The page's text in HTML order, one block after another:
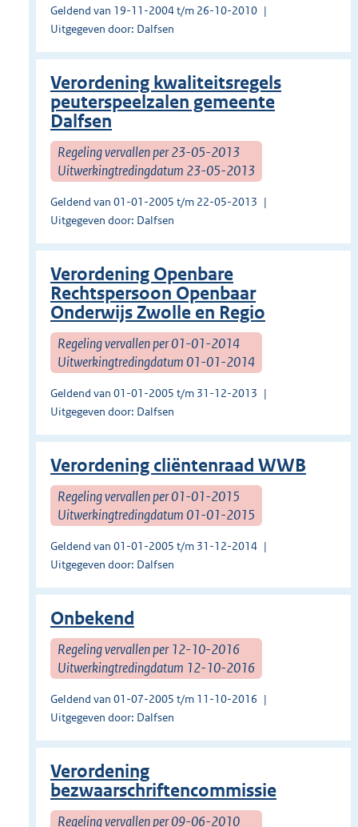
Geldend van 19-11-2004 t/m 26-10-2010
Uitgegeven door: Dalfsen
Verordening kwaliteitsregels
peuterspeelzalen gemeente
Dalfsen
Regeling vervallen per 23-05-2013
Uitwerkingtredingdatum 23-05-2013
Geldend van 01-01-2005 t/m 22-05-2013
Uitgegeven door: Dalfsen
Verordening Openbare
Rechtspersoon Openbaar
Onderwijs Zwolle en Regio
Regeling vervallen per 01-01-2014
Uitwerkingtredingdatum 01-01-2014
Geldend van 01-01-2005 t/m 31-12-2013
Uitgegeven door: Dalfsen
Verordening cliëntenraad WWB
Regeling vervallen per 01-01-2015
Uitwerkingtredingdatum 01-01-2015
Geldend van 01-01-2005 t/m 31-12-2014
Uitgegeven door: Dalfsen
Onbekend
Regeling vervallen per 12-10-2016
Uitwerkingtredingdatum 12-10-2016
Geldend van 01-07-2005 t/m 11-10-2016
Uitgegeven door: Dalfsen
Verordening
bezwaarschriftencommissie
Regeling vervallen per 09-06-2010